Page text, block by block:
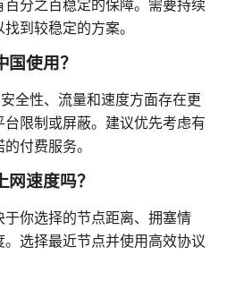
分之百稳定的保障。需要持续
到较稳定的方案。
使用？
全性、流量和速度方面存在更
限制或屏蔽。建议优先考虑有
付费服务。
网速度吗？
你选择的节点距离、拥塞情
选择最近节点并使用高效协议